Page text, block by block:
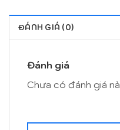
ĐÁNH GIÁ (0)
Đánh giá
Chưa có đánh giá